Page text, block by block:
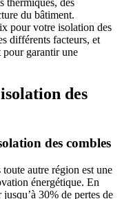
thermiques, des
du bâtiment.
pour votre isolation des
différents facteurs, et
pour garantir une
des
des combles
autre région est une
énergétique. En
30% de pertes de